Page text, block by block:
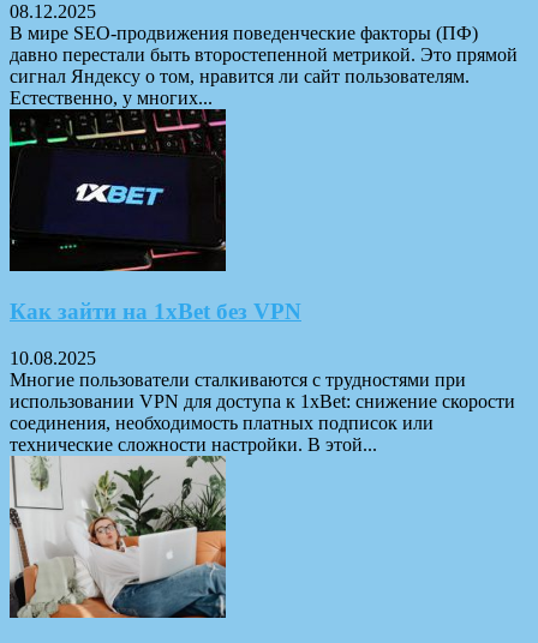
08.12.2025
В мире SEO-продвижения поведенческие факторы (ПФ)
давно перестали быть второстепенной метрикой. Это прямой
сигнал Яндексу о том, нравится ли сайт пользователям.
Естественно, у многих...
Как зайти на 1xBet без VPN
10.08.2025
Многие пользователи сталкиваются с трудностями при
использовании VPN для доступа к 1xBet: снижение скорости
соединения, необходимость платных подписок или
технические сложности настройки. В этой...